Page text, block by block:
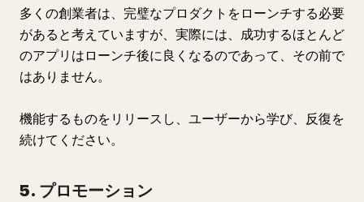
多くの創業者は、完璧なプロダクトをローンチする必要
があると考えていますが、実際には、成功するほとんど
のアプリはローンチ後に良くなるのであって、その前で
はありません。
機能するものをリリースし、ユーザーから学び、反復を
続けてください。
5. プロモーション